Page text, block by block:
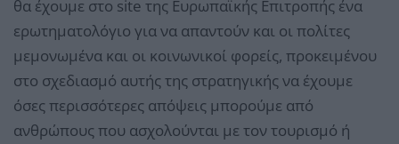
θα έχουμε στο site της Ευρωπαϊκής Επιτροπής ένα
ερωτηματολόγιο για να απαντούν και οι πολίτες
μεμονωμένα και οι κοινωνικοί φορείς, προκειμένου
στο σχεδιασμό αυτής της στρατηγικής να έχουμε
όσες περισσότερες απόψεις μπορούμε από
ανθρώπους που ασχολούνται με τον τουρισμό ή